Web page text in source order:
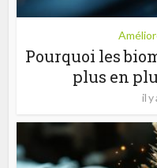
Pourquoi les
plus en
il y